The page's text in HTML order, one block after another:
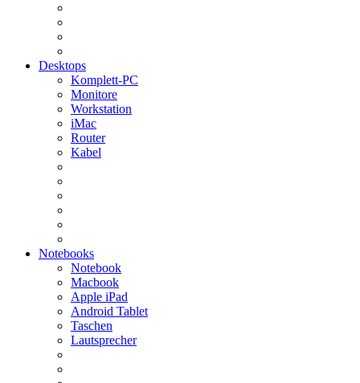
Desktops
Komplett-PC
Monitore
Workstation
iMac
Router
Kabel
Notebooks
Notebook
Macbook
Apple iPad
Android Tablet
Taschen
Lautsprecher